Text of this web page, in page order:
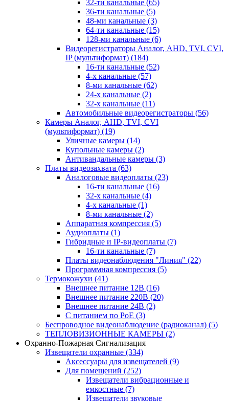
32-ти канальные (65)
36-ти канальные (5)
48-ми канальные (3)
64-ти канальные (15)
128-ми канальные (6)
Видеорегистраторы Аналог, AHD, TVI, CVI,
IP (мультиформат) (184)
16-ти канальные (52)
4-х канальные (57)
8-ми канальные (62)
24-х канальные (2)
32-х канальные (11)
Автомобильные видеорегистраторы (56)
Камеры Аналог, AHD, TVI, CVI
(мультиформат) (19)
Уличные камеры (14)
Купольные камеры (2)
Антивандальные камеры (3)
Платы видеозахвата (63)
Аналоговые видеоплаты (23)
16-ти канальные (16)
32-х канальные (4)
4-х канальные (1)
8-ми канальные (2)
Аппаратная компрессия (5)
Аудиоплаты (1)
Гибридные и IP-видеоплаты (7)
16-ти канальные (7)
Платы видеонаблюдения "Линия" (22)
Программная компрессия (5)
Термокожухи (41)
Внешнее питание 12В (16)
Внешнее питание 220В (20)
Внешнее питание 24В (2)
С питанием по PoE (3)
Беспроводное видеонаблюдение (радиоканал) (5)
ТЕПЛОВИЗИОННЫЕ КАМЕРЫ (2)
Охранно-Пожарная Сигнализация
Извещатели охранные (334)
Аксессуары для извещателей (9)
Для помещений (252)
Извещатели вибрационные и
емкостные (7)
Извещатели звуковые